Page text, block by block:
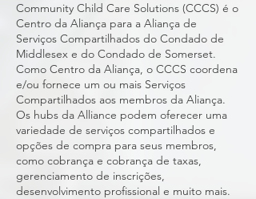
Community Child Care Solutions (CCCS) é o
Centro da Aliança para a Aliança de
Serviços Compartilhados do Condado de
Middlesex e do Condado de Somerset.
Como Centro da Aliança, o CCCS coordena
e/ou fornece um ou mais Serviços
Compartilhados aos membros da Aliança.
Os hubs da Alliance podem oferecer uma
variedade de serviços compartilhados e
opções de compra para seus membros,
como cobrança e cobrança de taxas,
gerenciamento de inscrições,
desenvolvimento profissional e muito mais.